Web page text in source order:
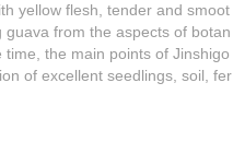
yellow flesh, tender and smoot
from the aspects of botan
the main points of Jinshigo
of excellent seedlings, soil, fer